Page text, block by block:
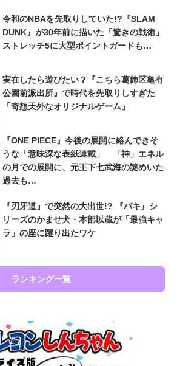
令和のNBAを先取りしていた!?『SLAM
DUNK』が30年前に描いた「驚きの戦術」
ストレッチ5に大型ポイントガードも…
実在したら遊びたい？『こちら葛飾区亀有
公園前派出所』で時代を先取りしすぎた
「奇想天外なオリジナルゲーム」
『ONE PIECE』今後の展開に絡んできそ
うな「意味深な表紙連載」 「神」エネル
の月での展開に、元王下七武海の謎めいた
過去も…
『刃牙道』で突然の大出世!? 『バキ』シ
リーズのかませ犬・本部以蔵が「最強キャ
ラ」の座に躍り出たワケ
ランキング一覧